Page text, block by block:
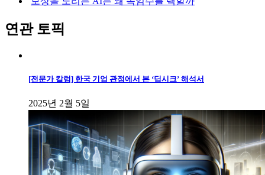
연관 토픽
[전문가 칼럼] 한국 기업 관점에서 본 ‘딥시크’ 해석서
2025년 2월 5일